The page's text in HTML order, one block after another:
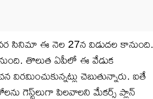
సినిమా ఈ నెల 27న విడుదల కానుంది.
తొలుత ఏపీలో ఈ వేడుక
చెబుతున్నారు. ఐతే
గెస్ట్‌లుగా పిలవాలని మేకర్స్‌ ప్లాన్‌